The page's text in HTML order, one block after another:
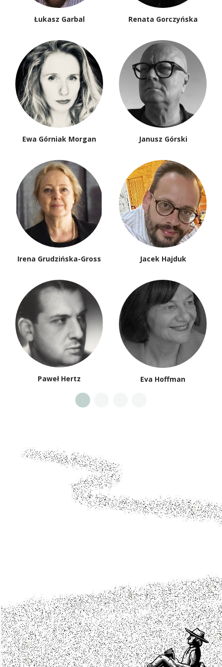
Łukasz Garbal Renata Gorczyńska
Ewa Górniak Morgan Janusz Górski
Irena Grudzińska-Gross Jacek Hajduk
Paweł Hertz Eva Hoffman